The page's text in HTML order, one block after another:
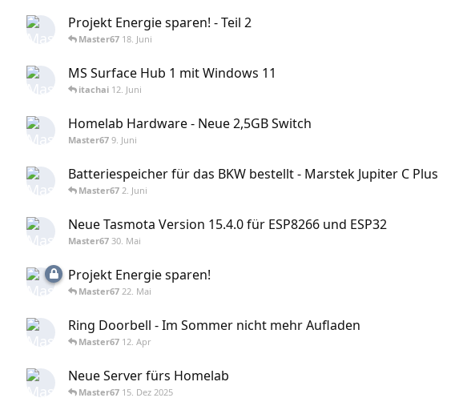
Projekt Energie sparen! - Teil 2
Master67 18. Juni
MS Surface Hub 1 mit Windows 11
itachai 12. Juni
Homelab Hardware - Neue 2,5GB Switch
Master67 9. Juni
Batteriespeicher für das BKW bestellt - Marstek Jupiter C Plus
Master67 2. Juni
Neue Tasmota Version 15.4.0 für ESP8266 und ESP32
Master67 30. Mai
Projekt Energie sparen!
Master67 22. Mai
Ring Doorbell - Im Sommer nicht mehr Aufladen
Master67 12. Apr
Neue Server fürs Homelab
Master67 15. Dez 2025